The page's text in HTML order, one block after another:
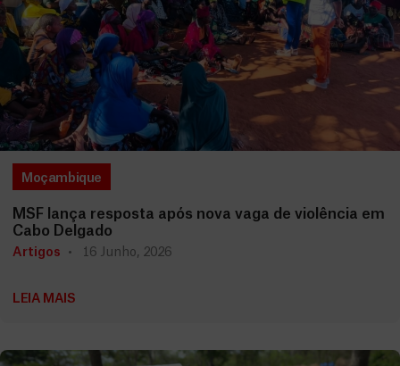
Moçambique
MSF lança resposta após nova vaga de violência em
Cabo Delgado
Artigos 16 Junho, 2026
LEIA MAIS